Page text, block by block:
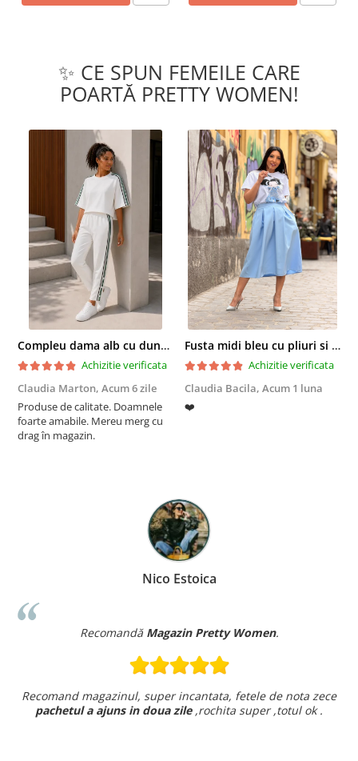
✨ CE SPUN FEMEILE CARE
POARTĂ PRETTY WOMEN!
Compleu dama alb cu dungi laterale in nuante de verde si negru
Achizitie verificata
Claudia Marton, Acum 6 zile
Produse de calitate. Doamnele
foarte amabile. Mereu merg cu
drag în magazin.
Fusta midi bleu cu pliuri si buzunare
Achizitie verificata
Claudia Bacila, Acum 1 luna
❤️
Nico Estoica
Recomandă Magazin Pretty Women.
Recomand magazinul, super incantata, fetele de nota zece
pachetul a ajuns in doua zile,rochita super ,totul ok .